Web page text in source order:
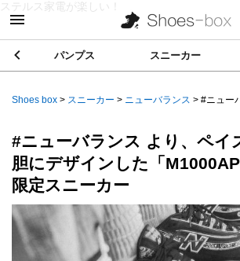
ステルス家電が楽しい！
パンプス スニーカー
Shoes box > スニーカー > ニューバランス > #ニュー
#ニューバランス より、ペイ
胆にデザインした「
限定スニーカー